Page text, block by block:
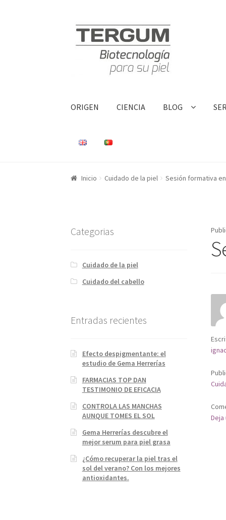
Ir a la navegación
Ir al contenido
ORIGEN CIENCIA BLOG
InicioBLOGCHAMPÚS CIENCIACOMPRAR
Inicio Cuidado de la piel Sesión formativa en
Categorias
Cuidado de la piel
Cuidado del cabello
Entradas recientes
Efecto despigmentante: el
estudio de Gema Herrerías
FARMACIAS TOP DAN
TESTIMONIO DE EFICACIA
CONTROLA LAS MANCHAS
AUNQUE TOMES EL SOL
Gema Herrerías descubre el
mejor serum para piel grasa
¿Cómo recuperar la piel tras el
sol del verano? Con los mejores
antioxidantes.